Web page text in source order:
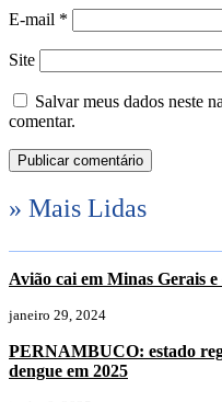
E-mail *
Site
Salvar meus dados neste
comentar.
» Mais Lidas
Avião cai em Minas Gerais
janeiro 29, 2024
PERNAMBUCO: estado
dengue em 2025